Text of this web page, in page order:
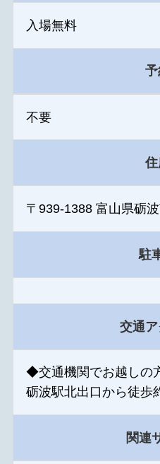
入場無料
不要
〒939-1388 富山県砺
駐
交通
◆交通機関でお越しの
砺波駅北出口から徒歩
関連